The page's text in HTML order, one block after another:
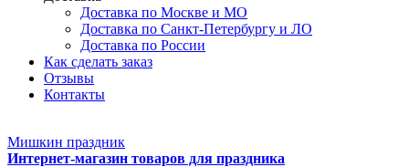
Доставка по Москве и МО
Доставка по Санкт-Петербургу и ЛО
Доставка по России
Как сделать заказ
Отзывы
Контакты
Мишкин праздник
Интернет-магазин товаров для праздника